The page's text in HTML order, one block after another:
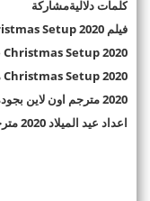
كلمات دلاليةمشاركة
اعداد عيد الميلاد 2020 مترجم